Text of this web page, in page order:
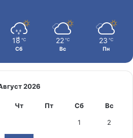
18 ℃
Сб
22 ℃
Вс
23 ℃
Пн
2026
Чт Пт Сб Вс
1 2